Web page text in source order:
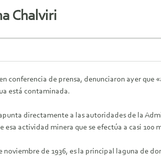
Chalviri
conferencia de prensa, denunciaron ayer que
está contaminada.
directamente a las autoridades de la
actividad minera que se efectúa a casi 100
noviembre de 1936, es la principal laguna de